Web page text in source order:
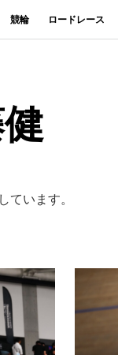
競輪 ロードレース
ています。